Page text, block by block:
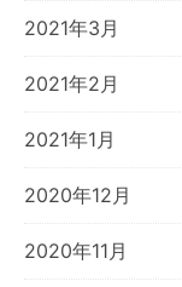
2021年3月
2021年2月
2021年1月
2020年12月
2020年11月